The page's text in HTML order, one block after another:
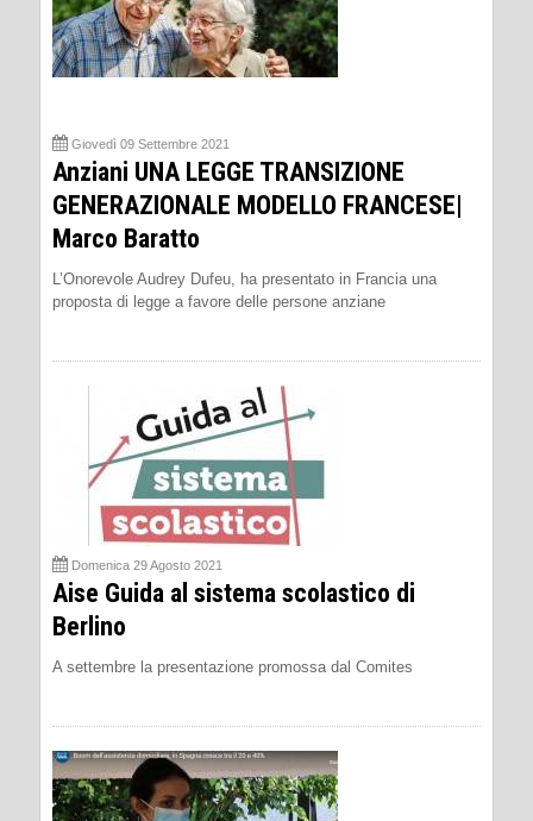
Giovedì 09 Settembre 2021
Anziani UNA LEGGE TRANSIZIONE
GENERAZIONALE MODELLO FRANCESE|
Marco Baratto
L’Onorevole Audrey Dufeu, ha presentato in Francia una
proposta di legge a favore delle persone anziane
Domenica 29 Agosto 2021
Aise Guida al sistema scolastico di
Berlino
A settembre la presentazione promossa dal Comites